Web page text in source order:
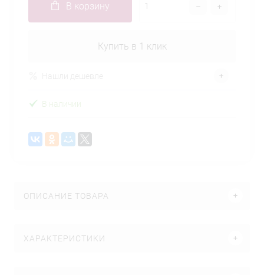
В корзину
Купить в 1 клик
В наличии
ОПИСАНИЕ ТОВАРА
ХАРАКТЕРИСТИКИ